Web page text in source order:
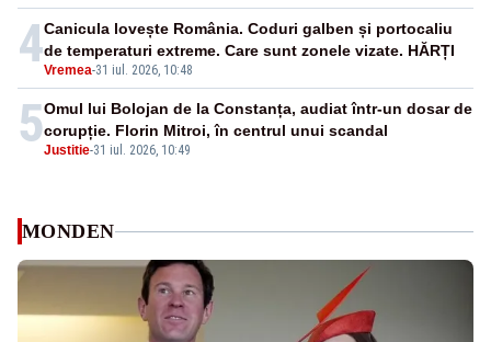
4Vremea-31 iul. 2026, 10:48
Canicula lovește România. Coduri galben și portocaliu
de temperaturi extreme. Care sunt zonele vizate. HĂRȚI
5Justitie-31 iul. 2026, 10:49
Omul lui Bolojan de la Constanța, audiat într-un dosar de
corupție. Florin Mitroi, în centrul unui scandal
MONDEN